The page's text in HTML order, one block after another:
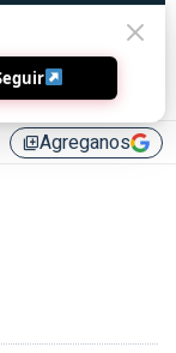
library_addAgreganos